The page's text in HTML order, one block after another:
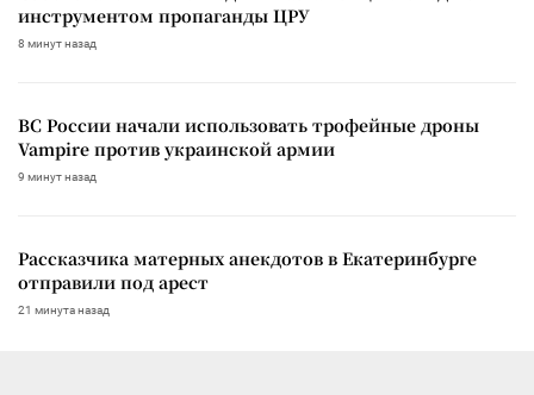
инструментом пропаганды ЦРУ
8 минут назад
ВС России начали использовать трофейные дроны
Vampire против украинской армии
9 минут назад
Рассказчика матерных анекдотов в Екатеринбурге
отправили под арест
21 минута назад